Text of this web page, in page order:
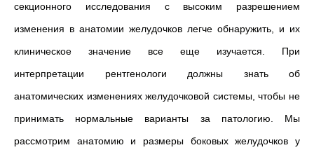
секционного исследования с высоким разрешением
изменения в анатомии желудочков легче обнаружить, и их
клиническое значение все еще изучается. При
интерпретации рентгенологи должны знать об
анатомических изменениях желудочковой системы, чтобы не
принимать нормальные варианты за патологию. Мы
рассмотрим анатомию и размеры боковых желудочков у